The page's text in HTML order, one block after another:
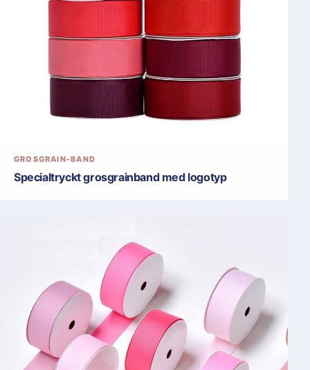
GROSGRAIN-BAND
Specialtryckt grosgrainband med logotyp